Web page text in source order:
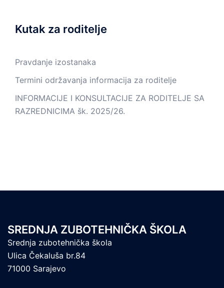
Kutak za roditelje
Pravdanje izostanaka
Termini održavanja informacija za roditelje
INFORMACIJE I KONSULTACIJE ZA RODITELJE SA
RAZREDNICIMA šk. 2025/26.
SREDNJA ZUBOTEHNIČKA ŠKOLA
Srednja zubotehnička škola
Ulica Čekaluša br.84
71000 Sarajevo